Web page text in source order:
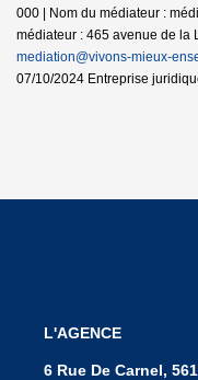
000 | Nom du médiateur :
médiateur : 465 avenue de la
mediation@vivons-mieux-
07/10/2024 Entreprise
L'AGENCE
6 Rue De Carnel,